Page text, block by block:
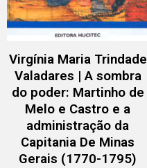
Virgínia Maria Trindade
Valadares | A sombra
do poder: Martinho de
Melo e Castro e a
administração da
Capitania De Minas
Gerais (1770-1795)